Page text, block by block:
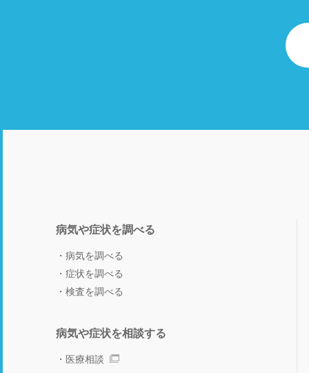
病気や症状を調べる
病気を調べる
症状を調べる
検査を調べる
病気や症状を相談する
医療相談